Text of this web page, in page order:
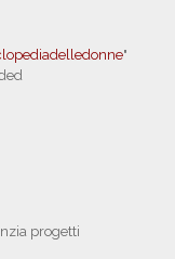
"
progetti